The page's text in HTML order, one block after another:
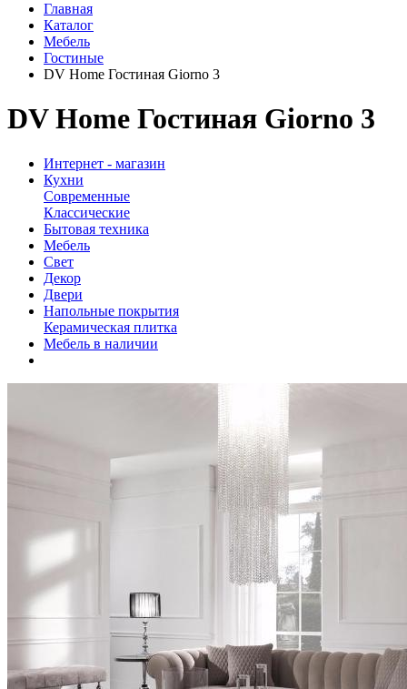
Главная
Каталог
Мебель
Гостиные
DV Home Гостиная Giorno 3
DV Home Гостиная Giorno 3
Интернет - магазин
Кухни
Современные
Классические
Бытовая техника
Мебель
Свет
Декор
Двери
Напольные покрытия
Керамическая плитка
Мебель в наличии